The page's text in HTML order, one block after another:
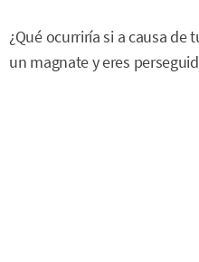
¿Qué ocurriría si a causa
un magnate y eres